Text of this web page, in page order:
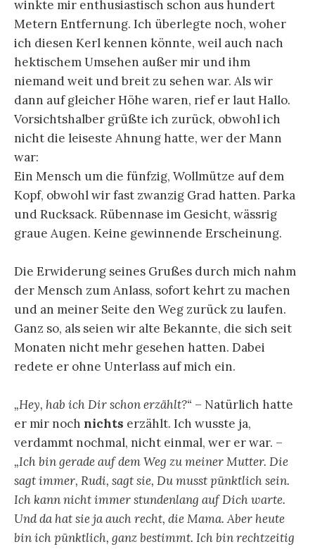
winkte mir enthusiastisch schon aus hundert
Metern Entfernung. Ich überlegte noch, woher
ich diesen Kerl kennen könnte, weil auch nach
hektischem Umsehen außer mir und ihm
niemand weit und breit zu sehen war. Als wir
dann auf gleicher Höhe waren, rief er laut Hallo.
Vorsichtshalber grüßte ich zurück, obwohl ich
nicht die leiseste Ahnung hatte, wer der Mann
war:
Ein Mensch um die fünfzig, Wollmütze auf dem
Kopf, obwohl wir fast zwanzig Grad hatten. Parka
und Rucksack. Rübennase im Gesicht, wässrig
graue Augen. Keine gewinnende Erscheinung.
Die Erwiderung seines Grußes durch mich nahm
der Mensch zum Anlass, sofort kehrt zu machen
und an meiner Seite den Weg zurück zu laufen.
Ganz so, als seien wir alte Bekannte, die sich seit
Monaten nicht mehr gesehen hatten. Dabei
redete er ohne Unterlass auf mich ein.
„Hey, hab ich Dir schon erzählt?“ – Natürlich hatte
er mir noch nichts erzählt. Ich wusste ja,
verdammt nochmal, nicht einmal, wer er war. –
„Ich bin gerade auf dem Weg zu meiner Mutter. Die
sagt immer, Rudi, sagt sie, Du musst pünktlich sein.
Ich kann nicht immer stundenlang auf Dich warte.
Und da hat sie ja auch recht, die Mama. Aber heute
bin ich pünktlich, ganz bestimmt. Ich bin rechtzeitig